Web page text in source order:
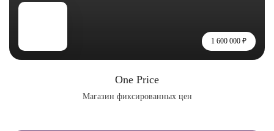
1 600 000 ₽
One Price
Магазин фиксированных цен